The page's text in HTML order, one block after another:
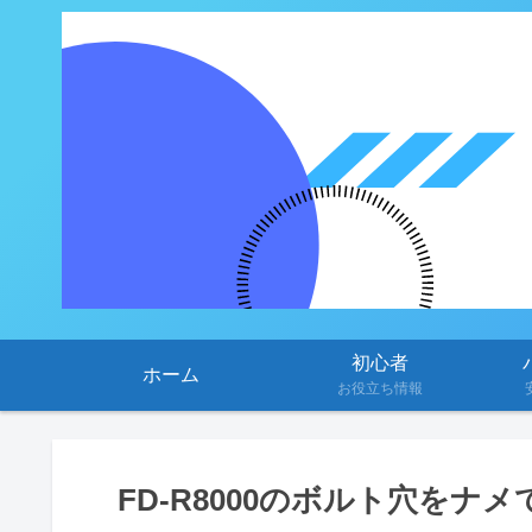
ホーム
初心者
お役立ち情報
FD-R8000のボルト穴をナメ